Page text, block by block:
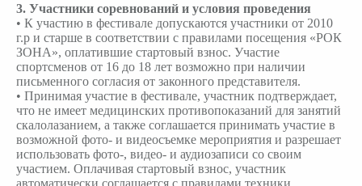
3. Участники соревнований и условия проведения
• К участию в фестивале допускаются участники от 2010
г.р и старше в соответствии с правилами посещения «РОК
ЗОНА», оплатившие стартовый взнос. Участие
спортсменов от 16 до 18 лет возможно при наличии
письменного согласия от законного представителя.
• Принимая участие в фестивале, участник подтверждает,
что не имеет медицинских противопоказаний для занятий
скалолазанием, а также соглашается принимать участие в
возможной фото- и видеосъемке мероприятия и разрешает
использовать фото-, видео- и аудиозаписи со своим
участием. Оплачивая стартовый взнос, участник
автоматически соглашается с правилами техники